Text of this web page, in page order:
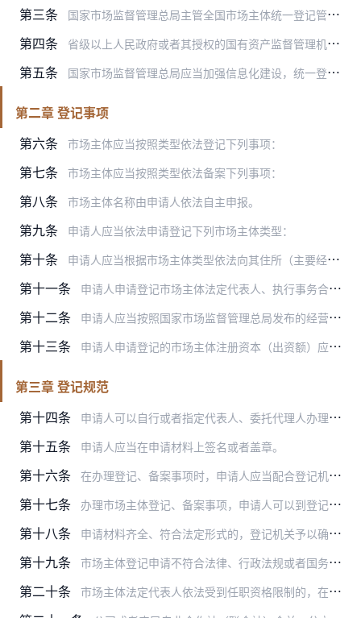
第三条 国家市场监督管理总局主管全国市场主体统一登记管理工作，制定市场主体登记管理的制度措施，推进登记全程电子化，规范登记行为，指导地方登记机关依法有序开展登记管理工作…
第四条 省级以上人民政府或者其授权的国有资产监督管理机构履行出资人职责的公司，以及该公司投资设立并持有50%以上股权或者股份的公司的登记管理由省级登记机关负责；股份有限…
第五条 国家市场监督管理总局应当加强信息化建设，统一登记管理业务规范、数据标准和平台服务接口，归集全国市场主体登记管理信息。
第二章 登记事项
第六条
市场主体应当按照类型依法登记下列事项：
第七条 市场主体应当按照类型依法备案下列事项：
第八条 市场主体名称由申请人依法自主申报。
第九条 申请人应当依法申请登记下列市场主体类型：
第十条 申请人应当根据市场主体类型依法向其住所（主要经营场所、经营场所）所在地具有登记管辖权的登记机关办理登记。
第十一条 申请人申请登记市场主体法定代表人、执行事务合伙人（含委派代表），应当符合章程或者协议约定。
第十二条 申请人应当按照国家市场监督管理总局发布的经营范围规范目录，根据市场主体主要行业或者经营特征自主选择一般经营项目和许可经营项目，申请办理经营范围登记。
第十三条 申请人申请登记的市场主体注册资本（出资额）应当符合章程或者协议约定。
第三章 登记规范
第十四条
申请人可以自行或者指定代表人、委托代理人办理市场主体登记、备案事项。
第十五条 申请人应当在申请材料上签名或者盖章。
第十六条 在办理登记、备案事项时，申请人应当配合登记机关通过实名认证系统，采用人脸识别等方式对下列人员进行实名验证：
第十七条 办理市场主体登记、备案事项，申请人可以到登记机关现场提交申请，也可以通过市场主体登记注册系统提出申请。
第十八条 申请材料齐全、符合法定形式的，登记机关予以确认，并当场登记，出具登记通知书，及时制发营业执照。
第十九条 市场主体登记申请不符合法律、行政法规或者国务院决定规定，或者可能危害国家安全、社会公共利益的，登记机关不予登记，并出具不予登记通知书。
第二十条 市场主体法定代表人依法受到任职资格限制的，在申请办理其他变更登记时，应当依法及时申请办理法定代表人变更登记。